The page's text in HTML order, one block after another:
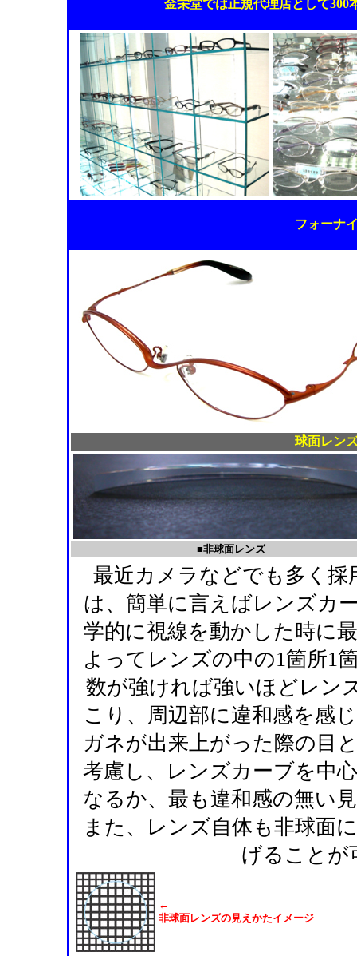
金栄堂では正規代理店として300
フォーナ
球面レン
■非球面レンズ
最近カメラなどでも多く
は、簡単に言えばレンズカ
学的に視線を動かした時に
よってレンズの中の1箇所1
数が強ければ強いほどレン
こり、周辺部に違和感を感
ガネが出来上がった際の目
考慮し、レンズカーブを中
なるか、最も違和感の無い
また、レンズ自体も非球面
げることが
←
非球面レンズの見えかたイメージ